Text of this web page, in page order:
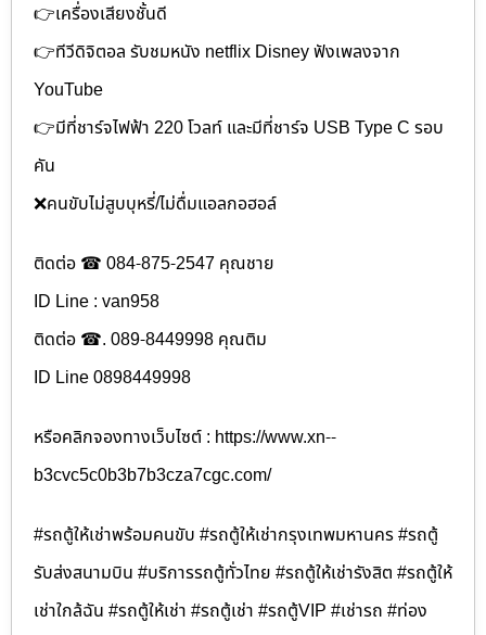
👉เครื่องเสียงชั้นดี
👉ทีวีดิจิตอล รับชมหนัง netflix Disney ฟังเพลงจาก
YouTube
👉มีที่ชาร์จไฟฟ้า 220 โวลท์ และมีที่ชาร์จ USB Type C รอบ
คัน
❌คนขับไม่สูบบุหรี่/ไม่ดื่มแอลกอฮอล์
ติดต่อ ☎ 084-875-2547 คุณชาย
ID Line : van958
ติดต่อ ☎. 089-8449998 คุณติม
ID Line 0898449998
หรือคลิกจองทางเว็บไซต์ : https://www.xn--
b3cvc5c0b3b7b3cza7cgc.com/
#รถตู้ให้เช่าพร้อมคนขับ #รถตู้ให้เช่ากรุงเทพมหานคร #รถตู้
รับส่งสนามบิน #บริการรถตู้ทั่วไทย #รถตู้ให้เช่ารังสิต #รถตู้ให้
เช่าใกล้ฉัน #รถตู้ให้เช่า #รถตู้เช่า #รถตู้VIP #เช่ารถ #ท่อง